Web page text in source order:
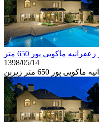
ماکویی پور 650 متر
1398/05/14
پور 650 متر زیربن